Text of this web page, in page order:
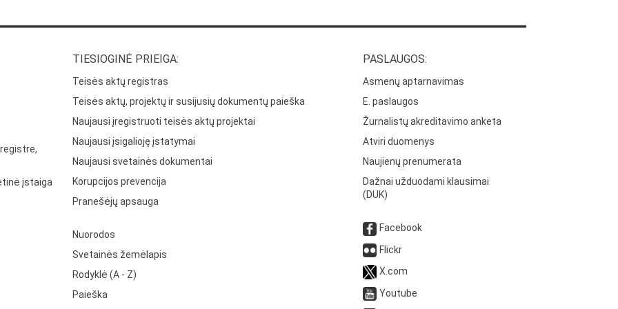
įstaiga
TIESIOGINĖ PRIEIGA:
Teisės aktų registras
Teisės aktų, projektų ir susijusių dokumentų paieška
Naujausi įregistruoti teisės aktų projektai
Naujausi įsigalioję įstatymai
Naujausi svetainės dokumentai
Korupcijos prevencija
Pranešėjų apsauga
Nuorodos
Svetainės žemėlapis
Rodyklė (A - Z)
Paieška
PASLAUGOS:
Asmenų aptarnavimas
E. paslaugos
Žurnalistų akreditavimo anketa
Atviri duomenys
Naujienų prenumerata
Dažnai užduodami klausimai
(DUK)
Facebook
Flickr
X.com
Youtube